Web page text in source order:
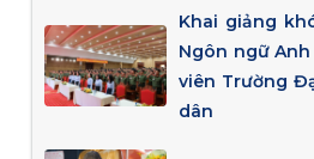
Khai giảng
Ngôn ngữ
viên Trường
dân